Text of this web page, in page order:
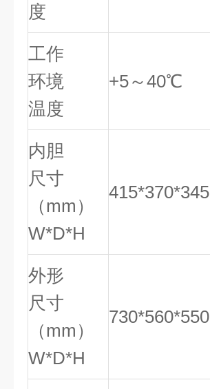
度
工作
环境
温度
+5～40℃
内胆
尺寸
（mm）
W*D*H
415*370*345
外形
尺寸
（mm）
W*D*H
730*560*550